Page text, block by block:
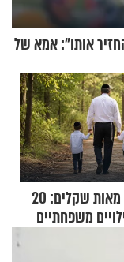
אותו": אמא של
בלי להוציא מאות שקלים: 20
משפחתיים